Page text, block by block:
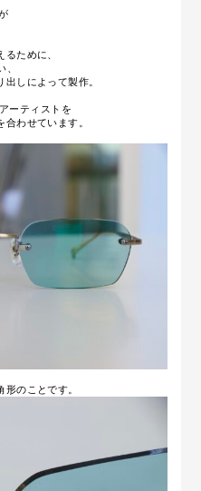
るために、
、
しによって製作。
ーティストを
わせています。
形のことです。